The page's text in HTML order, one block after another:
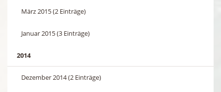
März 2015 (2 Einträge)
Januar 2015 (3 Einträge)
2014
Dezember 2014 (2 Einträge)